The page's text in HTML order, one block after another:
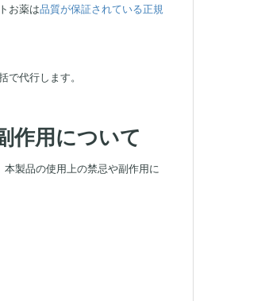
お薬は品質が保証されている正規
代行します。
作用について
製品の使用上の禁忌や副作用に